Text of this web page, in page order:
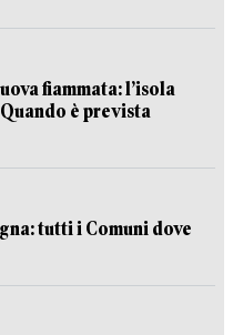
fiammata: l’isola
è prevista
tutti i Comuni dove